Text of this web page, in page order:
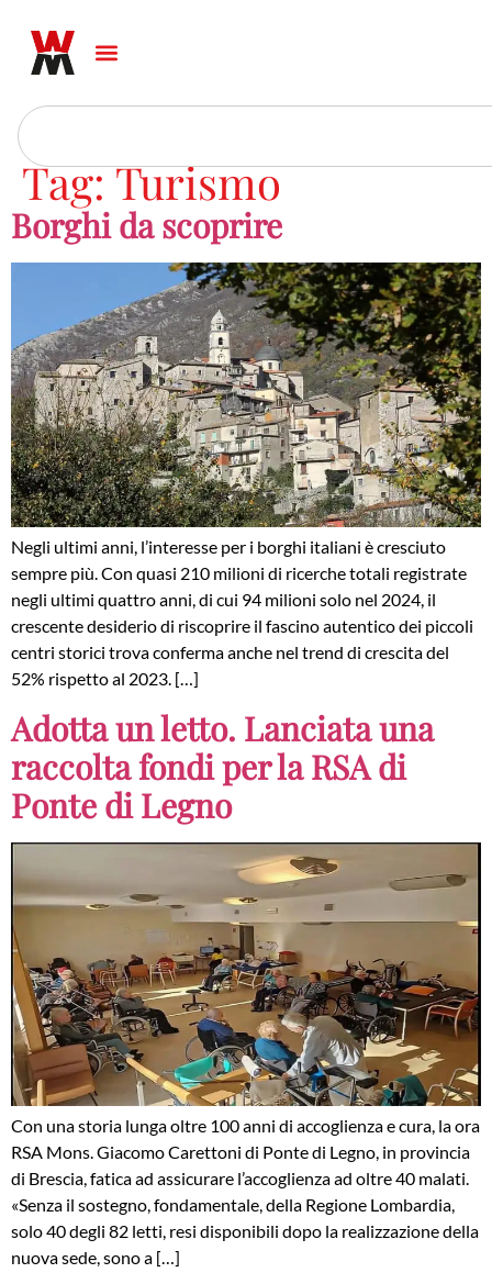
Tag:Turismo
Borghi da scoprire
Negli ultimi anni, l’interesse per i borghi italiani è cresciuto
sempre più. Con quasi 210 milioni di ricerche totali registrate
negli ultimi quattro anni, di cui 94 milioni solo nel 2024, il
crescente desiderio di riscoprire il fascino autentico dei piccoli
centri storici trova conferma anche nel trend di crescita del
52% rispetto al 2023. […]
Adotta un letto. Lanciata una
raccolta fondi per la RSA di
Ponte di Legno
Con una storia lunga oltre 100 anni di accoglienza e cura, la ora
RSA Mons. Giacomo Carettoni di Ponte di Legno, in provincia
di Brescia, fatica ad assicurare l’accoglienza ad oltre 40 malati.
«Senza il sostegno, fondamentale, della Regione Lombardia,
solo 40 degli 82 letti, resi disponibili dopo la realizzazione della
nuova sede, sono a […]